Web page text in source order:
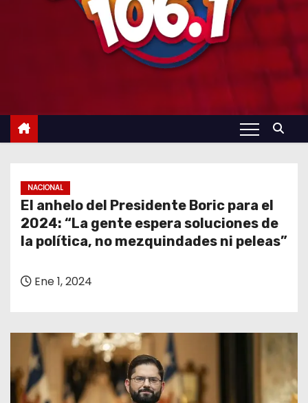
NACIONAL
El anhelo del Presidente Boric para el
2024: “La gente espera soluciones de
la política, no mezquindades ni peleas”
Ene 1, 2024